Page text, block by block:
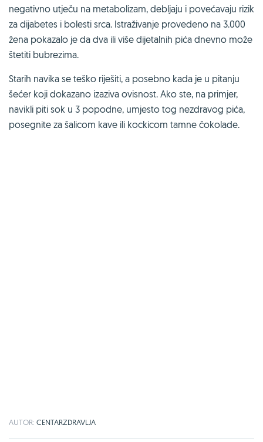
negativno utječu na metabolizam, debljaju i povećavaju rizik
za dijabetes i bolesti srca. Istraživanje provedeno na 3.000
žena pokazalo je da dva ili više dijetalnih pića dnevno može
štetiti bubrezima.
Starih navika se teško riješiti, a posebno kada je u pitanju
šećer koji dokazano izaziva ovisnost. Ako ste, na primjer,
navikli piti sok u 3 popodne, umjesto tog nezdravog pića,
posegnite za šalicom kave ili kockicom tamne čokolade.
AUTOR: CENTARZDRAVLJA